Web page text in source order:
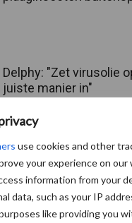
use cookies and other
your experience on our
information from your
data, such as your IP
like providing you
Delphy: "Zet virusolie
juiste manier in"
Insecticide Gazelle
herregistratie